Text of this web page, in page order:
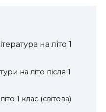
на літо 1
на літо після 1
1 клас (світова)